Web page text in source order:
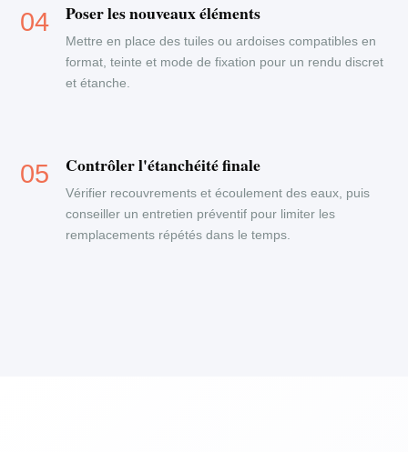
Poser les nouveaux éléments
Mettre en place des tuiles ou ardoises compatibles en
format, teinte et mode de fixation pour un rendu discret
et étanche.
Contrôler l'étanchéité finale
Vérifier recouvrements et écoulement des eaux, puis
conseiller un entretien préventif pour limiter les
remplacements répétés dans le temps.